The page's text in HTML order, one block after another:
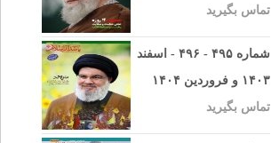
تماس بگیرید
شماره ۴۹۵ - ۴۹۶ - اسفند
۱۴۰۳ و فروردین ۱۴۰۴
تماس بگیرید